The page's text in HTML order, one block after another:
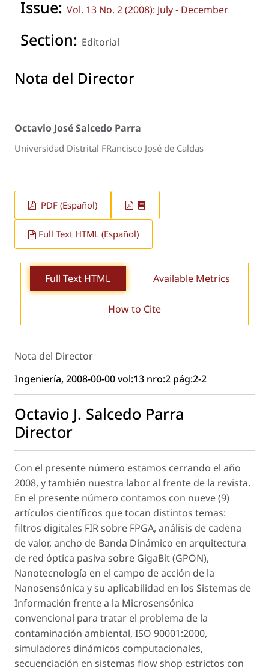
Issue: Vol. 13 No. 2 (2008): July - December
Section: Editorial
Nota del Director
Octavio José Salcedo Parra
Universidad Distrital FRancisco José de Caldas
PDF (Español)
Full Text HTML (Español)
Full Text HTML Available Metrics
How to Cite
Nota del Director
Ingeniería, 2008-00-00 vol:13 nro:2 pág:2-2
Octavio J. Salcedo Parra
Director
Con el presente número estamos cerrando el año
2008, y también nuestra labor al frente de la revista.
En el presente número contamos con nueve (9)
artículos científicos que tocan distintos temas:
filtros digitales FIR sobre FPGA, análisis de cadena
de valor, ancho de Banda Dinámico en arquitectura
de red óptica pasiva sobre GigaBit (GPON),
Nanotecnología en el campo de acción de la
Nanosensónica y su aplicabilidad en los Sistemas de
Información frente a la Microsensónica
convencional para tratar el problema de la
contaminación ambiental, ISO 90001:2000,
simuladores dinámicos computacionales,
secuenciación en sistemas flow shop estrictos con